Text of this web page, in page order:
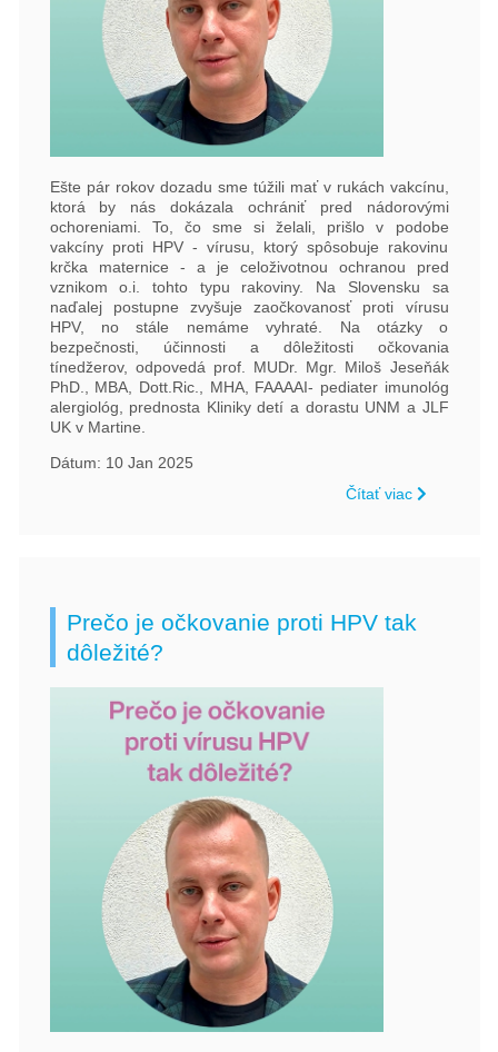
Ešte pár rokov dozadu sme túžili mať v rukách vakcínu,
ktorá by nás dokázala ochrániť pred nádorovými
ochoreniami. To, čo sme si želali, prišlo v podobe
vakcíny proti HPV - vírusu, ktorý spôsobuje rakovinu
krčka maternice - a je celoživotnou ochranou pred
vznikom o.i. tohto typu rakoviny. Na Slovensku sa
naďalej postupne zvyšuje zaočkovanosť proti vírusu
HPV, no stále nemáme vyhraté. Na otázky o
bezpečnosti, účinnosti a dôležitosti očkovania
tínedžerov, odpovedá prof. MUDr. Mgr. Miloš Jeseňák
PhD., MBA, Dott.Ric., MHA, FAAAAI- pediater imunológ
alergiológ, prednosta Kliniky detí a dorastu UNM a JLF
UK v Martine.
Dátum: 10 Jan 2025
Čítať viac
Prečo je očkovanie proti HPV tak
dôležité?